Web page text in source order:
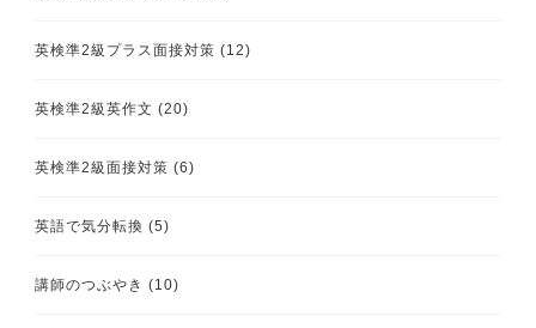
英検準2級プラス面接対策 (12)
英検準2級英作文 (20)
英検準2級面接対策 (6)
英語で気分転換 (5)
講師のつぶやき (10)